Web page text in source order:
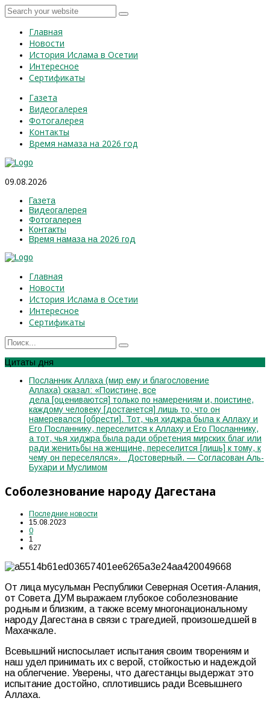
Главная
Новости
История Ислама в Осетии
Интересное
Сертификаты
Газета
Видеогалерея
Фотогалерея
Контакты
Время намаза на 2026 год
09.08.2026
Газета
Видеогалерея
Фотогалерея
Контакты
Время намаза на 2026 год
Главная
Новости
История Ислама в Осетии
Интересное
Сертификаты
Цитаты дня
Посланник Аллаха (мир ему и благословение
Аллаха) сказал: «Поистине, все
дела [оцениваются] только по намерениям и, поистине,
каждому человеку [достанется] лишь то, что он
намеревался [обрести]. Тот, чья хиджра была к Аллаху и
Его Посланнику, переселится к Аллаху и Его Посланнику,
а тот, чья хиджра была ради обретения мирских благ или
ради женитьбы на женщине, переселится [лишь] к тому, к
чему он переселялся». Достоверный. — Согласован Аль-
Бухари и Муслимом
Соболезнование народу Дагестана
Последние новости
15.08.2023
0
1
627
От лица мусульман Республики Северная Осетия-Алания,
от Совета ДУМ выражаем глубокое соболезнование
родным и близким, а также всему многонациональному
народу Дагестана в связи с трагедией, произошедшей в
Махачкале.
Всевышний ниспосылает испытания своим творениям и
наш удел принимать их с верой, стойкостью и надеждой
на облегчение. Уверены, что дагестанцы выдержат это
испытание достойно, сплотившись ради Всевышнего
Аллаха.